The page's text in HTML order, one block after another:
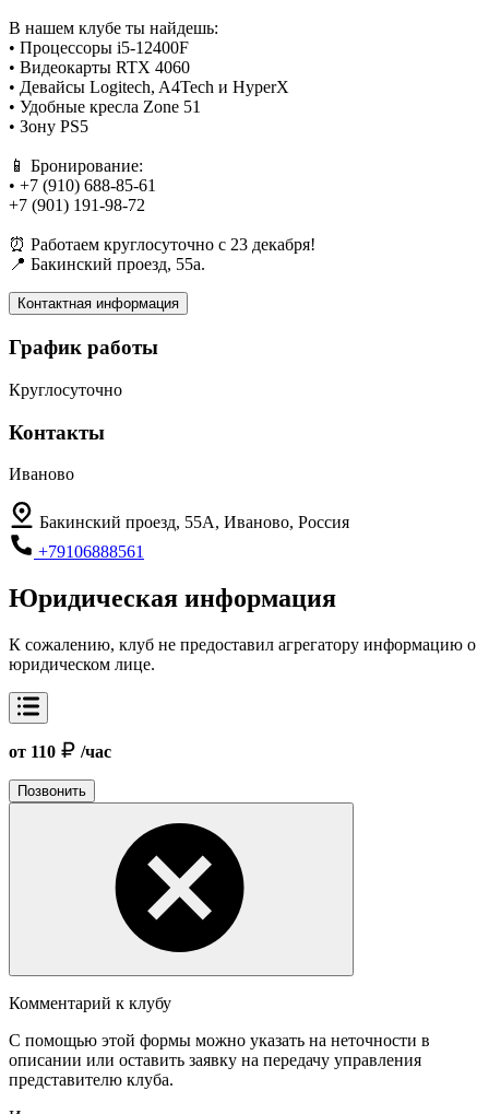
В нашем клубе ты найдешь:
• Процессоры i5-12400F
• Видеокарты RTX 4060
• Девайсы Logitech, A4Tech и HyperX
• Удобные кресла Zone 51
• Зону PS5
📱 Бронирование:
• +7 (910) 688-85-61
+7 (901) 191-98-72
⏰ Работаем круглосуточно с 23 декабря!
📍 Бакинский проезд, 55а.
Контактная информация
График работы
Круглосуточно
Контакты
Иваново
Бакинский проезд, 55А, Иваново, Россия
+79106888561
Юридическая информация
К сожалению, клуб не предоставил агрегатору информацию о
юридическом лице.
от 110 /час
Позвонить
Комментарий к клубу
С помощью этой формы можно указать на неточности в
описании или оставить заявку на передачу управления
представителю клуба.